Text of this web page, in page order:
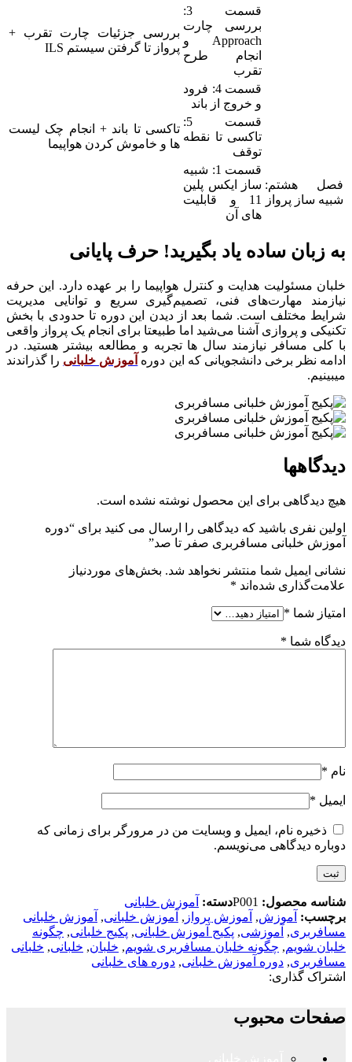
قسمت 3:
بررسی چارت
Approach و
انجام طرح
تقرب
بررسی جزئیات چارت تقرب +
پرواز تا گرفتن سیستم ILS
قسمت 4: فرود
و خروج از باند
قسمت 5:
تاکسی تا نقطه
توقف
تاکسی تا باند + انجام چک لیست
ها و خاموش کردن هواپیما
فصل هشتم:
شبیه ساز پرواز
قسمت 1: شبیه
ساز ایکس پلین
11 و قابلیت
های آن
به زبان ساده یاد بگیرید! حرف پایانی
خلبان مسئولیت هدایت و کنترل هواپیما را بر عهده دارد. این حرفه
نیازمند مهارت‌های فنی، تصمیم‌گیری سریع و توانایی مدیریت
شرایط مختلف است. شما بعد از دیدن این دوره تا حدودی با بخش
تکنیکی و پروازی آشنا می‌شید اما طبیعتا برای انجام یک پرواز واقعی
با کلی مسافر نیازمند سال ها تجربه و مطالعه بیشتر هستید. در
ادامه نظر برخی دانشجویانی که این دوره آموزش خلبانی را گذراندند
میبینیم.
دیدگاهها
هیچ دیدگاهی برای این محصول نوشته نشده است.
اولین نفری باشید که دیدگاهی را ارسال می کنید برای “دوره
آموزش خلبانی مسافربری صفر تا صد”
نشانی ایمیل شما منتشر نخواهد شد. بخش‌های موردنیاز
علامت‌گذاری شده‌اند *
امتیاز شما *
دیدگاه شما *
نام *
ایمیل *
ذخیره نام، ایمیل و وبسایت من در مرورگر برای زمانی که
دوباره دیدگاهی می‌نویسم.
شناسه محصول: P001دسته: آموزش خلبانی
برچسب: آموزش, آموزش پرواز , آموزش خلبانی, آموزش خلبانی
مسافربری, آموزشی, پکیج آموزش خلبانی, پکیج خلبانی, چگونه
خلبان شویم, چگونه خلبان مسافربری شویم, خلبان, خلبانی, خلبانی
مسافربری, دوره آموزش خلبانی, دوره های خلبانی
اشتراک گذاری:
صفحات محبوب